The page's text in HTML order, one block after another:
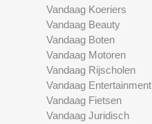
Vandaag Koeriers
Vandaag Beauty
Vandaag Boten
Vandaag Motoren
Vandaag Rijscholen
Vandaag Entertainment
Vandaag Fietsen
Vandaag Juridisch